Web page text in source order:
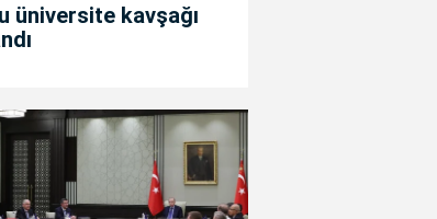
üniversite kavşağı